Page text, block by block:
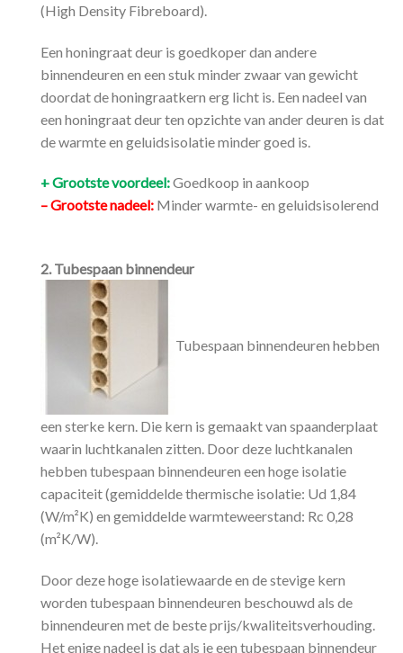
(High Density Fibreboard).
Een honingraat deur is goedkoper dan andere
binnendeuren en een stuk minder zwaar van gewicht
doordat de honingraatkern erg licht is. Een nadeel van
een honingraat deur ten opzichte van ander deuren is dat
de warmte en geluidsisolatie minder goed is.
+ Grootste voordeel:Goedkoop in aankoop
– Grootste nadeel: Minder warmte- en geluidsisolerend
2. Tubespaan binnendeur
Tubespaan binnendeuren hebben
een sterke kern. Die kern is gemaakt van spaanderplaat
waarin luchtkanalen zitten. Door deze luchtkanalen
hebben tubespaan binnendeuren een hoge isolatie
capaciteit (gemiddelde thermische isolatie: Ud 1,84
(W/m²K) en gemiddelde warmteweerstand: Rc 0,28
(m²K/W).
Door deze hoge isolatiewaarde en de stevige kern
worden tubespaan binnendeuren beschouwd als de
binnendeuren met de beste prijs/kwaliteitsverhouding.
Het enige nadeel is dat als je een tubespaan binnendeur